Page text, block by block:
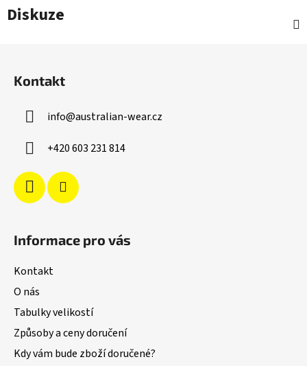
Diskuze
Kontakt
info@australian-wear.cz
+420 603 231 814
Informace pro vás
Kontakt
O nás
Tabulky velikostí
Způsoby a ceny doručení
Kdy vám bude zboží doručené?